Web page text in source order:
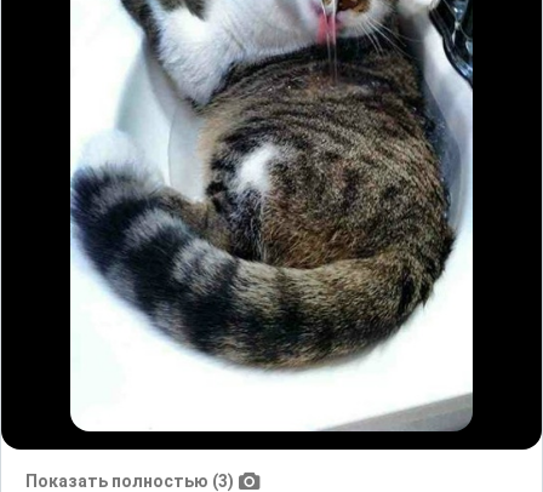
Показать полностью (3)